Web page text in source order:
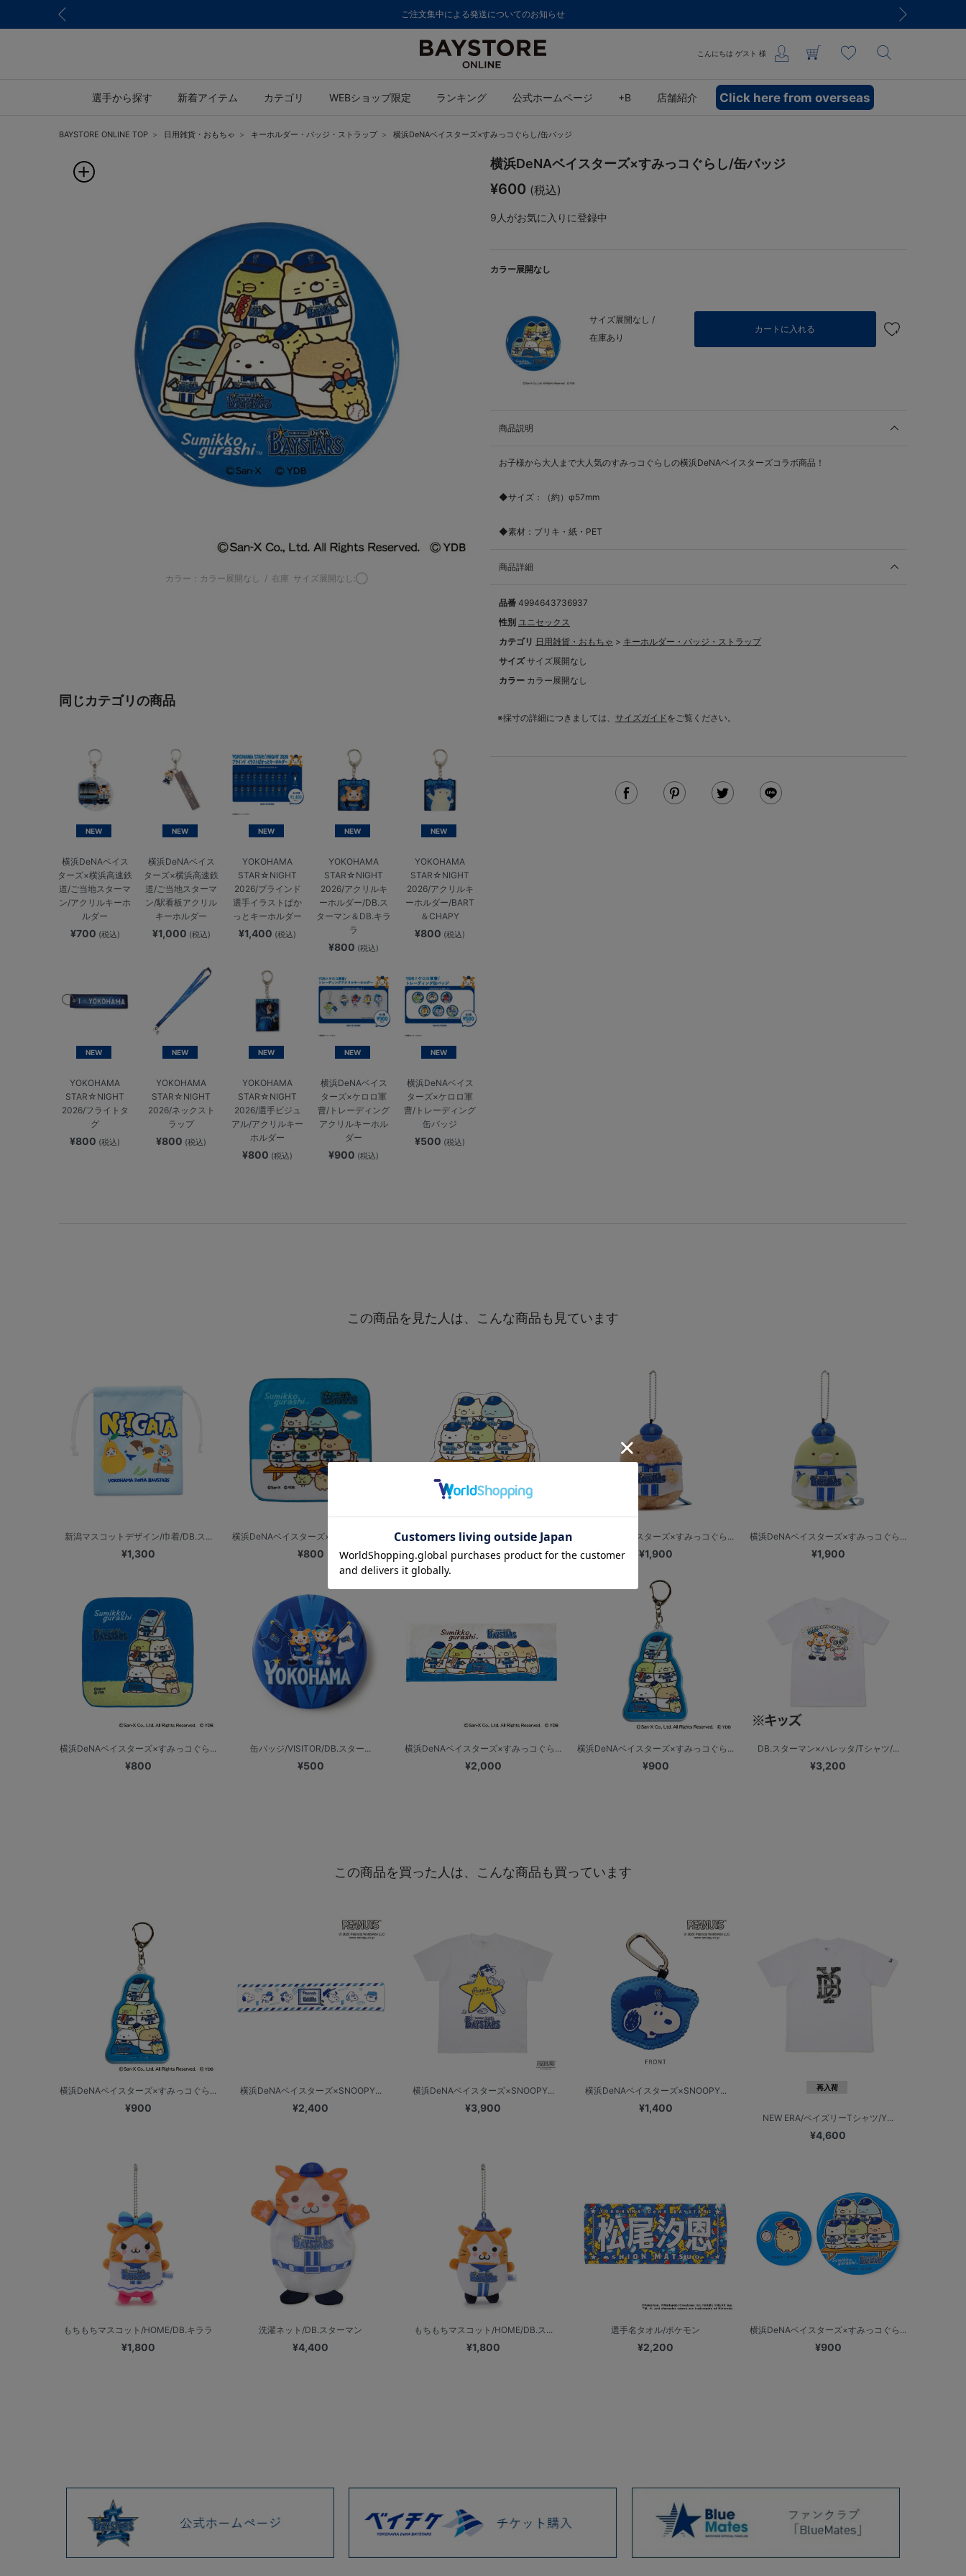
ご注文集中による発送についてのお知らせ
こんにちは ゲスト 様
選手から探す 新着アイテム カテゴリ WEBショップ限定 ランキング 公式ホームページ +B 店舗紹介 Click here from overseas
BAYSTORE ONLINE TOP 日用雑貨・おもちゃ キーホルダー・バッジ・ストラップ 横浜DeNAベイスターズ×すみっコぐらし/缶バッジ
カラー：カラー展開なし / 在庫 サイズ展開なし:◯
同じカテゴリの商品
NEW
横浜DeNAベイス
ターズ×横浜高速鉄
道/ご当地スターマ
ン/アクリルキーホ
ルダー
¥700 (税込)
NEW
横浜DeNAベイス
ターズ×横浜高速鉄
道/ご当地スターマ
ン/駅看板アクリル
キーホルダー
¥1,000 (税込)
NEW
YOKOHAMA
STAR☆NIGHT
2026/ブラインド
選手イラストぱか
っとキーホルダー
¥1,400 (税込)
NEW
YOKOHAMA
STAR☆NIGHT
2026/アクリルキ
ーホルダー/DB.ス
ターマン＆DB.キラ
ラ
¥800 (税込)
NEW
YOKOHAMA
STAR☆NIGHT
2026/アクリルキ
ーホルダー/BART
＆CHAPY
¥800 (税込)
NEW
YOKOHAMA
STAR☆NIGHT
2026/フライトタ
グ
¥800 (税込)
NEW
YOKOHAMA
STAR☆NIGHT
2026/ネックスト
ラップ
¥800 (税込)
NEW
YOKOHAMA
STAR☆NIGHT
2026/選手ビジュ
アル/アクリルキー
ホルダー
¥800 (税込)
NEW
横浜DeNAベイス
ターズ×ケロロ軍
曹/トレーディング
アクリルキーホル
ダー
¥900 (税込)
NEW
横浜DeNAベイス
ターズ×ケロロ軍
曹/トレーディング
缶バッジ
¥500 (税込)
横浜DeNAベイスターズ×すみっコぐらし/缶バッジ
¥600 (税込)
9 人がお気に入りに登録中
カラー展開なし
サイズ展開なし /
在庫あり
カートに入れる
商品説明
お子様から大人まで大人気のすみっコぐらしの横浜DeNAベイスターズコラボ商品！
◆サイズ：（約）φ57mm
◆素材：ブリキ・紙・PET
商品詳細
品番 4994643736937
性別 ユニセックス
カテゴリ 日用雑貨・おもちゃ > キーホルダー・バッジ・ストラップ
サイズ サイズ展開なし
カラー カラー展開なし
※採寸の詳細につきましては、 サイズガイドをご覧ください。
この商品を見た人は、こんな商品も見ています
新潟マスコットデザイン/巾着/DB.ス...
¥1,300
横浜DeNAベイスターズ×すみっコぐら...
¥800
横浜DeNAベイスターズ×すみっコぐら...
¥600
横浜DeNAベイスターズ×すみっコぐら...
¥1,900
横浜DeNAベイスターズ×すみっコぐら...
¥1,900
横浜DeNAベイスターズ×すみっコぐら...
¥800
缶バッジ/VISITOR/DB.スター...
¥500
横浜DeNAベイスターズ×すみっコぐら...
¥2,000
横浜DeNAベイスターズ×すみっコぐら...
¥900
DB.スターマン×ハレッタ/Tシャツ/...
¥3,200
この商品を買った人は、こんな商品も買っています
横浜DeNAベイスターズ×すみっコぐら...
¥900
横浜DeNAベイスターズ×SNOOPY...
¥2,400
横浜DeNAベイスターズ×SNOOPY...
¥3,900
横浜DeNAベイスターズ×SNOOPY...
¥1,400
再入荷
NEW ERA/ペイズリーTシャツ/Y...
¥4,600
もちもちマスコット/HOME/DB.キララ
¥1,800
洗濯ネット/DB.スターマン
¥4,400
もちもちマスコット/HOME/DB.ス...
¥1,800
選手名タオル/ポケモン
¥2,200
横浜DeNAベイスターズ×すみっコぐら...
¥900